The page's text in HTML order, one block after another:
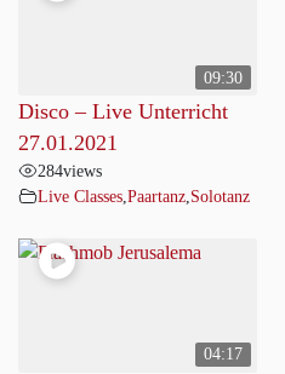
09:30
Disco – Live Unterricht
27.01.2021
284views
Live Classes Paartanz Solotanz
04:17